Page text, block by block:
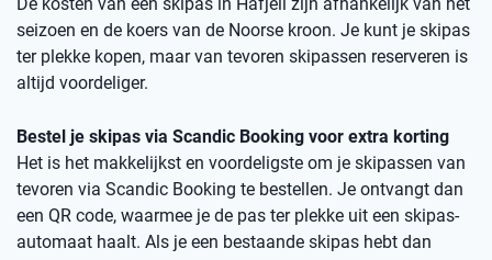
seizoen en de koers van de Noorse kroon. Je kunt je skipas
ter plekke kopen, maar van tevoren skipassen reserveren is
altijd voordeliger.
Bestel je skipas via Scandic Booking voor extra korting
Het is het makkelijkst en voordeligste om je skipassen van
tevoren via Scandic Booking te bestellen. Je ontvangt dan
een QR code, waarmee je de pas ter plekke uit een skipas-
automaat haalt. Als je een bestaande skipas hebt dan